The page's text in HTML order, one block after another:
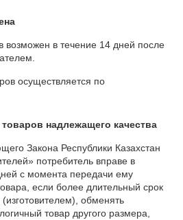
возможен в течение 14 дней после
осуществляется по
надлежащего качества
Закона Республики Казахстан
потребитель вправе в
с момента передачи ему
если более длительный срок
обменять
товар другого размера,